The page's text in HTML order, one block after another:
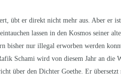
übt er direkt nicht mehr aus. Aber er
lassen in den Kosmos seiner
bisher nur illegal erworben werden
Schami wird von diesem Jahr an die
über den Dichter Goethe. Er